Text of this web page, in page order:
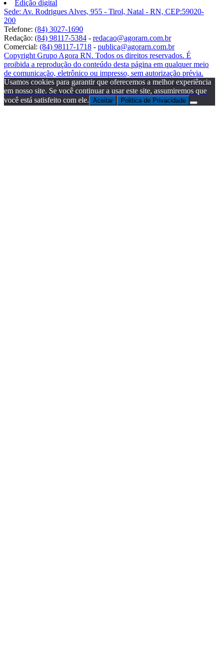
Edição digital
Sede: Av. Rodrigues Alves, 955 - Tirol, Natal - RN, CEP:59020-
200
Telefone: (84) 3027-1690
Redação: (84) 98117-5384 - redacao@agorarn.com.br
Comercial: (84) 98117-1718 - publica@agorarn.com.br
Copyright Grupo Agora RN. Todos os direitos reservados. É
proibida a reprodução do conteúdo desta página em qualquer meio
de comunicação, eletrônico ou impresso, sem autorização prévia.
Usamos cookies para garantir que oferecemos a melhor experiência
em nosso site. Se você continuar a usar este site, assumiremos que
você está satisfeito com ele. Aceitar Politica de Privacidade